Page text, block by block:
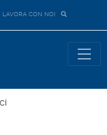
LAVORA CON NOI